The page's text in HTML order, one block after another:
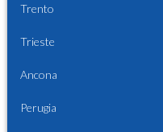
Trento
Trieste
Ancona
Perugia